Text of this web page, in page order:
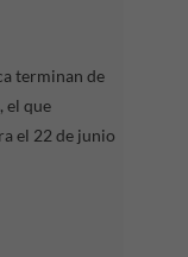
terminan de
el que
el 22 de junio